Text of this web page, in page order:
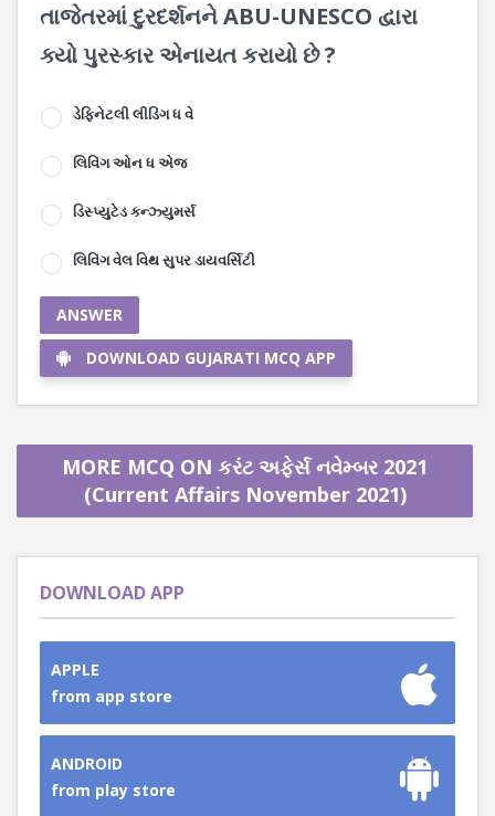
તાજેતરમાં દુરદર્શનને ABU-UNESCO દ્વારા
ક્યો પુરસ્કાર એનાયત કરાયો છે ?
ડેફિનેટલી લીડિંગ ધ વે
લિવિંગ ઓન ધ એજ
ડિસ્પ્યુટેડ કન્ઝ્યુમર્સ
લિવિંગ વેલ વિથ સુપર ડાયવર્સિટી
ANSWER
DOWNLOAD GUJARATI MCQ APP
MORE MCQ ON કરંટ અફેર્સ નવેમ્બર 2021
(Current Affairs November 2021)
DOWNLOAD APP
APPLE
from app store
ANDROID
from play store